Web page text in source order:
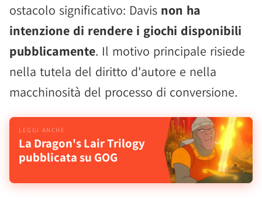
ostacolo significativo: Davis non ha
intenzione di rendere i giochi disponibili
pubblicamente. Il motivo principale risiede
nella tutela del diritto d'autore e nella
macchinosità del processo di conversione.
La Dragon's Lair Trilogy
pubblicata su GOG